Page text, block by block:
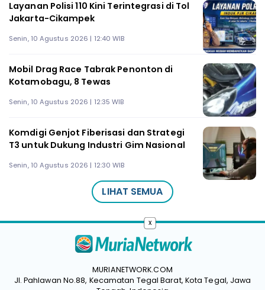
Layanan Polisi 110 Kini Terintegrasi di Tol
Jakarta-Cikampek
Senin, 10 Agustus 2026 | 12:40 WIB
Mobil Drag Race Tabrak Penonton di
Kotamobagu, 8 Tewas
Senin, 10 Agustus 2026 | 12:35 WIB
Komdigi Genjot Fiberisasi dan Strategi
T3 untuk Dukung Industri Gim Nasional
Senin, 10 Agustus 2026 | 12:30 WIB
LIHAT SEMUA
MURIANETWORK.COM
Jl. Pahlawan No.88, Kecamatan Tegal Barat, Kota Tegal, Jawa
x